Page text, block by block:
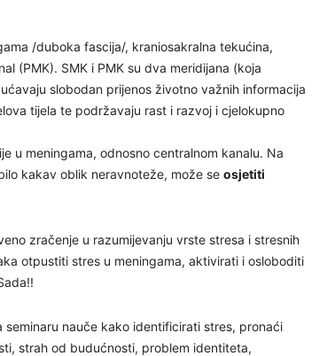
/duboka fascija/, kraniosakralna tekućina,
(PMK). SMK i PMK su dva meridijana (koja
slobodan prijenos životno važnih informacija
tijela te podržavaju rast i razvoj i cjelokupno
u meningama, odnosno centralnom kanalu. Na
kakav oblik neravnoteže, može se osjetiti
zračenje u razumijevanju vrste stresa i stresnih
otpustiti stres u meningama, aktivirati i osloboditi
nauče kako identificirati stres, pronaći
strah od budućnosti, problem identiteta,